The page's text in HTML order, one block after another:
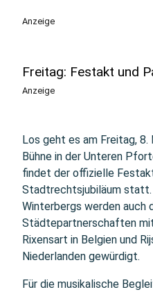
Anzeige
Freitag: Festakt und
Anzeige
Los geht es am Freitag, 8.
Bühne in der Unteren
findet der offizielle
Stadtrechtsjubiläum
Winterbergs werden auch
Städtepartnerschaften
Rixensart in Belgien und
Niederlanden gewürdigt.
Für die musikalische